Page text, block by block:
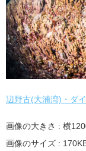
辺野古(大浦湾)・ダ
画像の大きさ : 横
画像のサイズ :